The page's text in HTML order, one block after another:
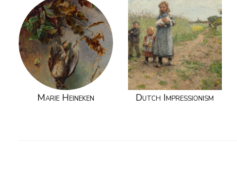
Marie Heineken Dutch Impressionism